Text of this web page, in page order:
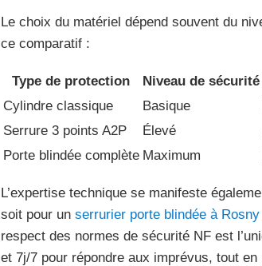
Le choix du matériel dépend souvent du
ce comparatif :
Type de protection Niveau de sécurité
Cylindre classique
Basique
Serrure 3 points A2P
Élevé
Porte blindée complète Maximum
L’expertise technique se manifeste
soit pour un serrurier porte blindée à
respect des normes de sécurité NF est
et 7j/7 pour répondre aux imprévus, tout